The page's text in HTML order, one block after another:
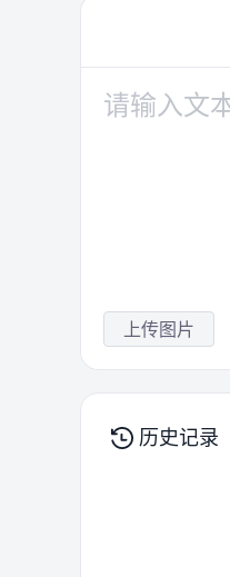
上传图片
历史记录